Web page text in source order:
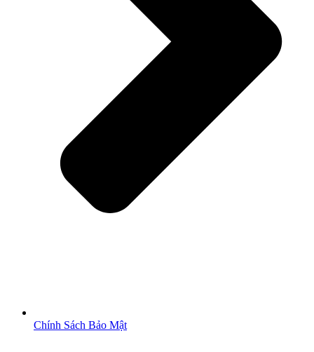
Chính Sách Bảo Mật